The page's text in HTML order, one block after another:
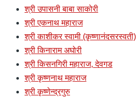
श्री उपासनी बाबा साकोरी
श्री एकनाथ महाराज
श्री काशीकर स्वामी (कृष्णानंदसरस्वती)
श्री किनाराम अघोरी
श्री किसनगिरी महाराज, देवगड
श्री कृष्णनाथ महाराज
श्री कृष्णेन्द्रगुरु